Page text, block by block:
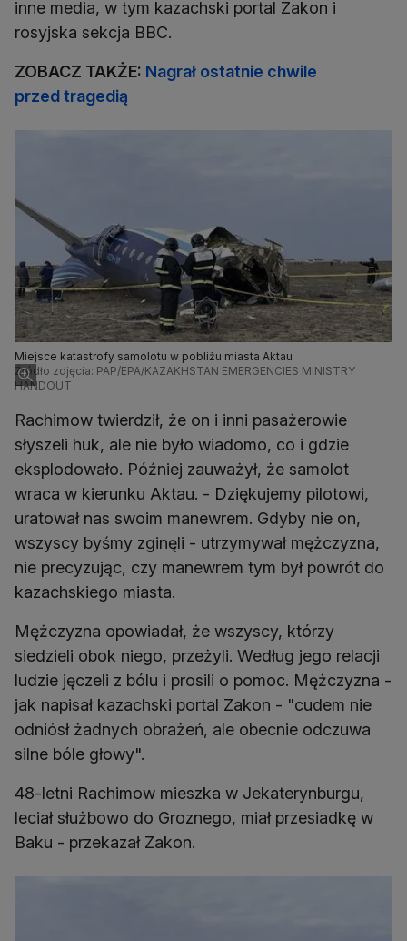
inne media, w tym kazachski portal Zakon i
rosyjska sekcja BBC.
ZOBACZ TAKŻE: Nagrał ostatnie chwile
przed tragedią
Miejsce katastrofy samolotu w pobliżu miasta Aktau
Źródło zdjęcia: PAP/EPA/KAZAKHSTAN EMERGENCIES MINISTRY
HANDOUT
Rachimow twierdził, że on i inni pasażerowie
słyszeli huk, ale nie było wiadomo, co i gdzie
eksplodowało. Później zauważył, że samolot
wraca w kierunku Aktau. - Dziękujemy pilotowi,
uratował nas swoim manewrem. Gdyby nie on,
wszyscy byśmy zginęli - utrzymywał mężczyzna,
nie precyzując, czy manewrem tym był powrót do
kazachskiego miasta.
Mężczyzna opowiadał, że wszyscy, którzy
siedzieli obok niego, przeżyli. Według jego relacji
ludzie jęczeli z bólu i prosili o pomoc. Mężczyzna -
jak napisał kazachski portal Zakon - "cudem nie
odniósł żadnych obrażeń, ale obecnie odczuwa
silne bóle głowy".
48-letni Rachimow mieszka w Jekaterynburgu,
leciał służbowo do Groznego, miał przesiadkę w
Baku - przekazał Zakon.